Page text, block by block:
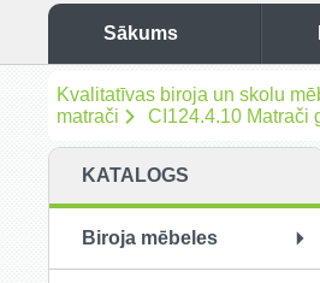
Sākums
Kvalitatīvas biroja un skolu
matrači
CI124.4.10 Matrači
KATALOGS
Biroja mēbeles